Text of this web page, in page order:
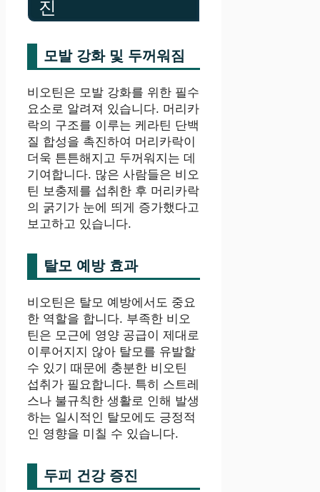
진
모발 강화 및 두꺼워짐
비오틴은 모발 강화를 위한 필수
요소로 알려져 있습니다. 머리카
락의 구조를 이루는 케라틴 단백
질 합성을 촉진하여 머리카락이
더욱 튼튼해지고 두꺼워지는 데
기여합니다. 많은 사람들은 비오
틴 보충제를 섭취한 후 머리카락
의 굵기가 눈에 띄게 증가했다고
보고하고 있습니다.
탈모 예방 효과
비오틴은 탈모 예방에서도 중요
한 역할을 합니다. 부족한 비오
틴은 모근에 영양 공급이 제대로
이루어지지 않아 탈모를 유발할
수 있기 때문에 충분한 비오틴
섭취가 필요합니다. 특히 스트레
스나 불규칙한 생활로 인해 발생
하는 일시적인 탈모에도 긍정적
인 영향을 미칠 수 있습니다.
두피 건강 증진